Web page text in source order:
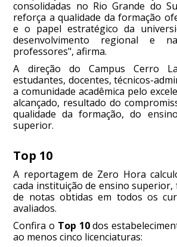
consolidadas no Rio Grande do
reforça a qualidade da formação
e o papel estratégico da
desenvolvimento regional e
professores", afirma.
A direção do Campus Cerro
estudantes, docentes, técnicos-
a comunidade acadêmica pelo
alcançado, resultado do
qualidade da formação, do
superior.
Top 10
A reportagem de Zero Hora
cada instituição de ensino superior,
de notas obtidas em todos os
avaliados.
Confira o Top 10dos
ao menos cinco licenciaturas: